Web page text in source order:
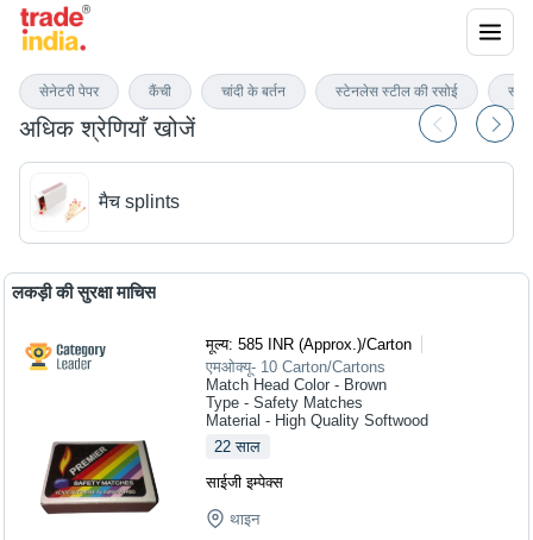
अधिक श्रेणियाँ खोजें
मैच splints
लकड़ी की सुरक्षा माचिस
मूल्य:585 INR (Approx.)/Carton
एमओक्यू- 10 Carton/Cartons
Match Head Color - Brown
Type - Safety Matches
Material - High Quality Softwood
22 साल
साईजी इम्पेक्स
थाइन
सेनेटरी पेपर कैंची चांदी के बर्तन स्टेनलेस स्टील की रसोई